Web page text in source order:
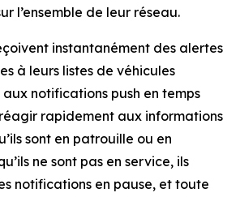
l’ensemble de leur réseau.
instantanément des alertes
à leurs listes de véhicules
notifications push en temps
rapidement aux informations
sont en patrouille ou en
ne sont pas en service, ils
notifications en pause, et toute